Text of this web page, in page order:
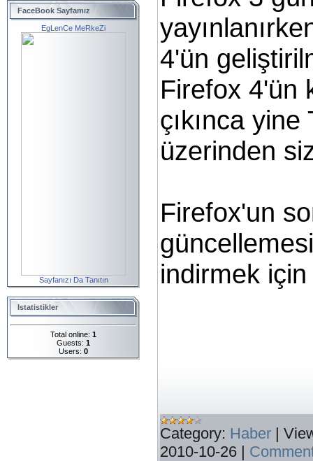
FaceBook Sayfamız
EgLenCe MeRkeZi
Sayfanızı Da Tanıtın
Istatistikler
Total online: 1
Guests: 1
Users: 0
4'ün
Firefox 4'ün
çıkınca
üzerinden
Firefox'un
indirmek
Category: Haber |
2010-10-26 |